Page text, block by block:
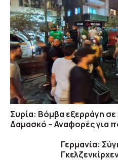
Συρία: Βόμβα εξερράγη
Δαμασκό – Αναφορές για
Γερμανία: